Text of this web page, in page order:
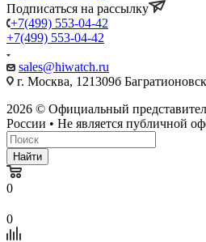
Подписаться на рассылку
+7(499) 553-04-42
+7(499) 553-04-42
sales@hiwatch.ru
г. Москва, 121309б
2026 © Официальный
России • Не является публичной
Найти
0
0